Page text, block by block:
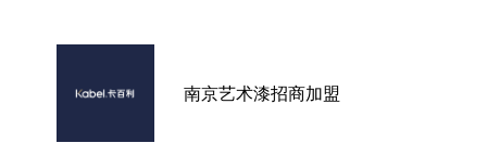
什么是蛋壳光艺术漆？
南京艺术漆招商加盟